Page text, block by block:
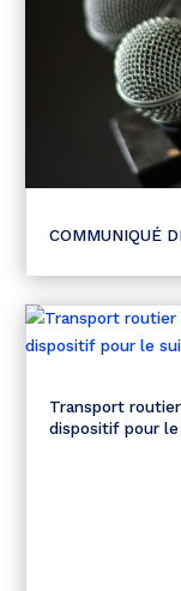
COMMUNIQUÉ
Transport
dispositif pour